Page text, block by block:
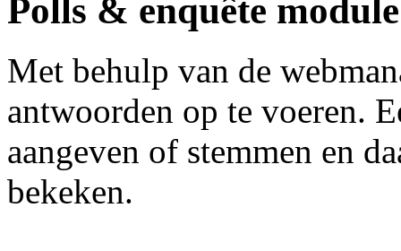
Polls & enquête module
Met behulp van de
antwoorden op te voeren.
aangeven of stemmen en
bekeken.